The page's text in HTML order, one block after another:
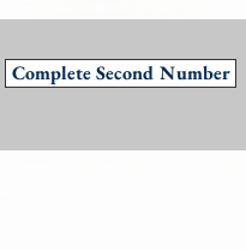
Complete Second Number